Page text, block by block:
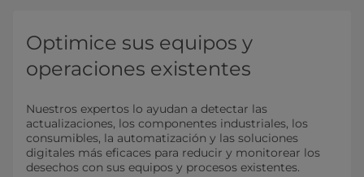
Optimice sus equipos y
operaciones existentes
Nuestros expertos lo ayudan a detectar las
actualizaciones, los componentes industriales, los
consumibles, la automatización y las soluciones
digitales más eficaces para reducir y monitorear los
desechos con sus equipos y procesos existentes.